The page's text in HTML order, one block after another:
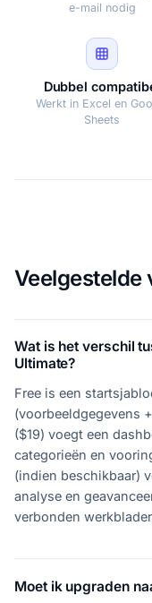
e-mail nodig
Dubbel
Werkt in Excel en
Sheets
Veelgestelde
Wat is het verschil
Ultimate?
Free is een
(voorbeeldgegevens
($19) voegt een
categorieën en
(indien beschikbaar)
analyse en
verbonden
Moet ik upgraden